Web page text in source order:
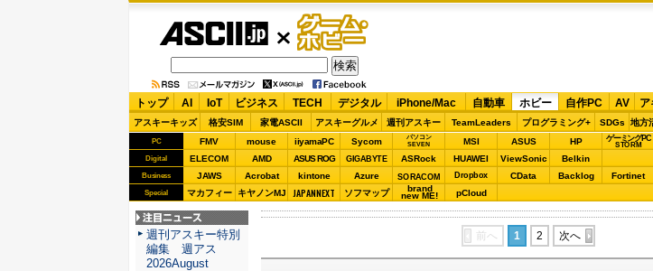
ゲーム・
ホビー
トップ AI IoT ビジネス TECH デジタル iPhone/Mac 自動車 ホビー 自作PC AV ア
アスキーキッズ 格安SIM 家電ASCII アスキーグルメ 週刊アスキー TeamLeaders プログラミング+ SDGs 地方
PC FMV mouse iiyamaPC Sycom
パソコン
SEVEN
MSI ASUS HP ゲーミングPC
STORM
Digital ELECOM AMD ASUS ROG GIGABYTE ASRock HUAWEI ViewSonic Belkin
Business JAWS Acrobat kintone Azure SORACOM Dropbox CData Backlog Fortinet
Special マカフィー キヤノンMJ JAPANNEXT ソフマップ brand
new ME! pCloud
前へ 1 2 次へ
注目ニュース
週刊アスキー特別
編集 週アス
2026August